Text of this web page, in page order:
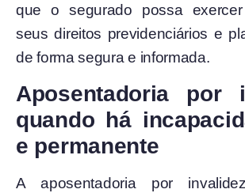
que o segurado possa exercer
seus direitos previdenciários e
de forma segura e informada.
Aposentadoria por
quando há
e permanente
A aposentadoria por